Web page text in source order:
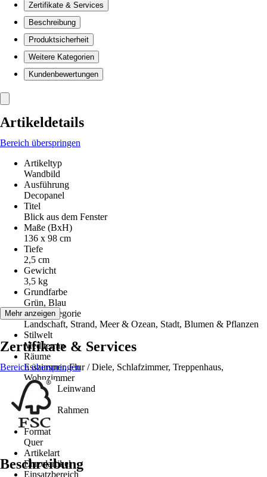
Zertifikate & Services
Beschreibung
Produktsicherheit
Weitere Kategorien
Kundenbewertungen
Artikeldetails
Bereich überspringen
Artikeltyp
Wandbild
Ausführung
Decopanel
Titel
Blick aus dem Fenster
Maße (BxH)
136 x 98 cm
Tiefe
2,5 cm
Gewicht
3,5 kg
Grundfarbe
Grün, Blau
Motivkategorie
Landschaft, Strand, Meer & Ozean, Stadt, Blumen & Pflanzen
Stilwelt
Mediterran
Räume
Esszimmer, Flur / Diele, Schlafzimmer, Treppenhaus,
Wohnzimmer
Material Leinwand
MDF
Material Rahmen
-
Format
Quer
Artikelart
Einzelartikel
Einsatzbereich
Mehr anzeigen
Zertifikate & Services
Bereich überspringen
Beschreibung